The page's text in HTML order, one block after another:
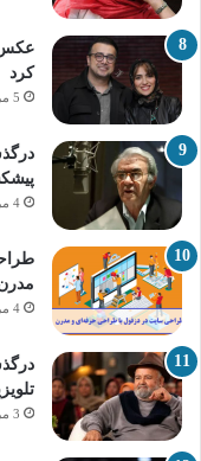
عکس
کرد
5 مرداد 1405
4 مرداد 1405
4 مرداد 1405
تلویزیون 2 تیر
3 مرداد 1405